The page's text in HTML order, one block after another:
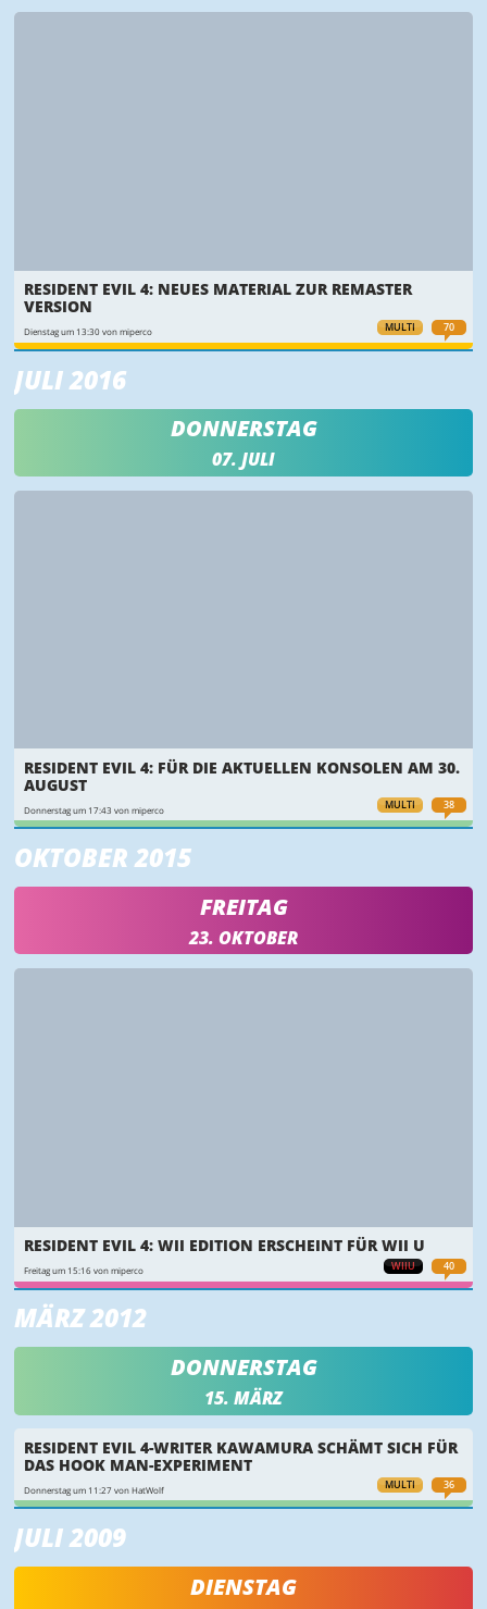
MULTI 70
RESIDENT EVIL 4: NEUES MATERIAL ZUR REMASTER
VERSION
Dienstag um 13:30 von miperco
JULI 2016
DONNERSTAG
07. JULI
MULTI 38
RESIDENT EVIL 4: FÜR DIE AKTUELLEN KONSOLEN AM 30.
AUGUST
Donnerstag um 17:43 von miperco
OKTOBER 2015
FREITAG
23. OKTOBER
WIIU 40
RESIDENT EVIL 4: WII EDITION ERSCHEINT FÜR WII U
Freitag um 15:16 von miperco
MÄRZ 2012
DONNERSTAG
15. MÄRZ
MULTI 36
RESIDENT EVIL 4-WRITER KAWAMURA SCHÄMT SICH FÜR
DAS HOOK MAN-EXPERIMENT
Donnerstag um 11:27 von HatWolf
JULI 2009
DIENSTAG